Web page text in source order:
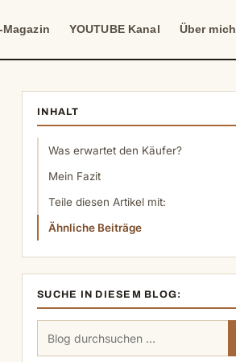
YOUTUBE Kanal Über mich
INHALT
Was erwartet den Käufer?
Mein Fazit
Teile diesen Artikel mit:
Ähnliche Beiträge
SUCHE IN DIESEM BLOG:
Suchen